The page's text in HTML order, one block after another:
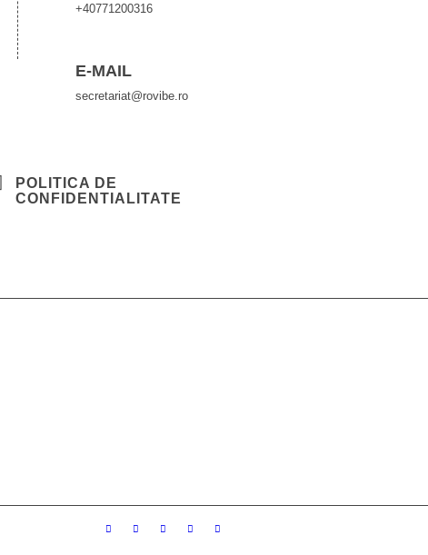
+40771200316
E-MAIL
secretariat@rovibe.ro
POLITICA DE
CONFIDENTIALITATE